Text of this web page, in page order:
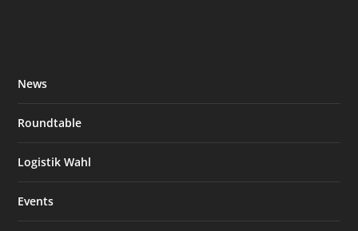
News
Roundtable
Logistik Wahl
Events